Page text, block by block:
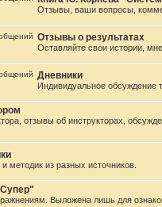
Отзывы, ваши вопросы,
Отзывы о результатах
Оставляйте свои истории,
Дневники
Индивидуальное обсуждение
отзывы об инструкторах,
методик из разных источников.
Выложена лишь для